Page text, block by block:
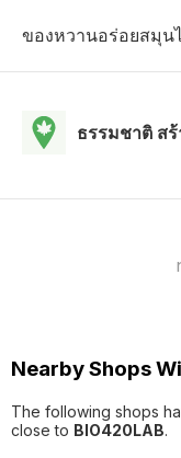
ของหวานอร่อยสมุน
ธรรมชาติ ส
Nearby Shops
The following shops
close to BIO420LAB.